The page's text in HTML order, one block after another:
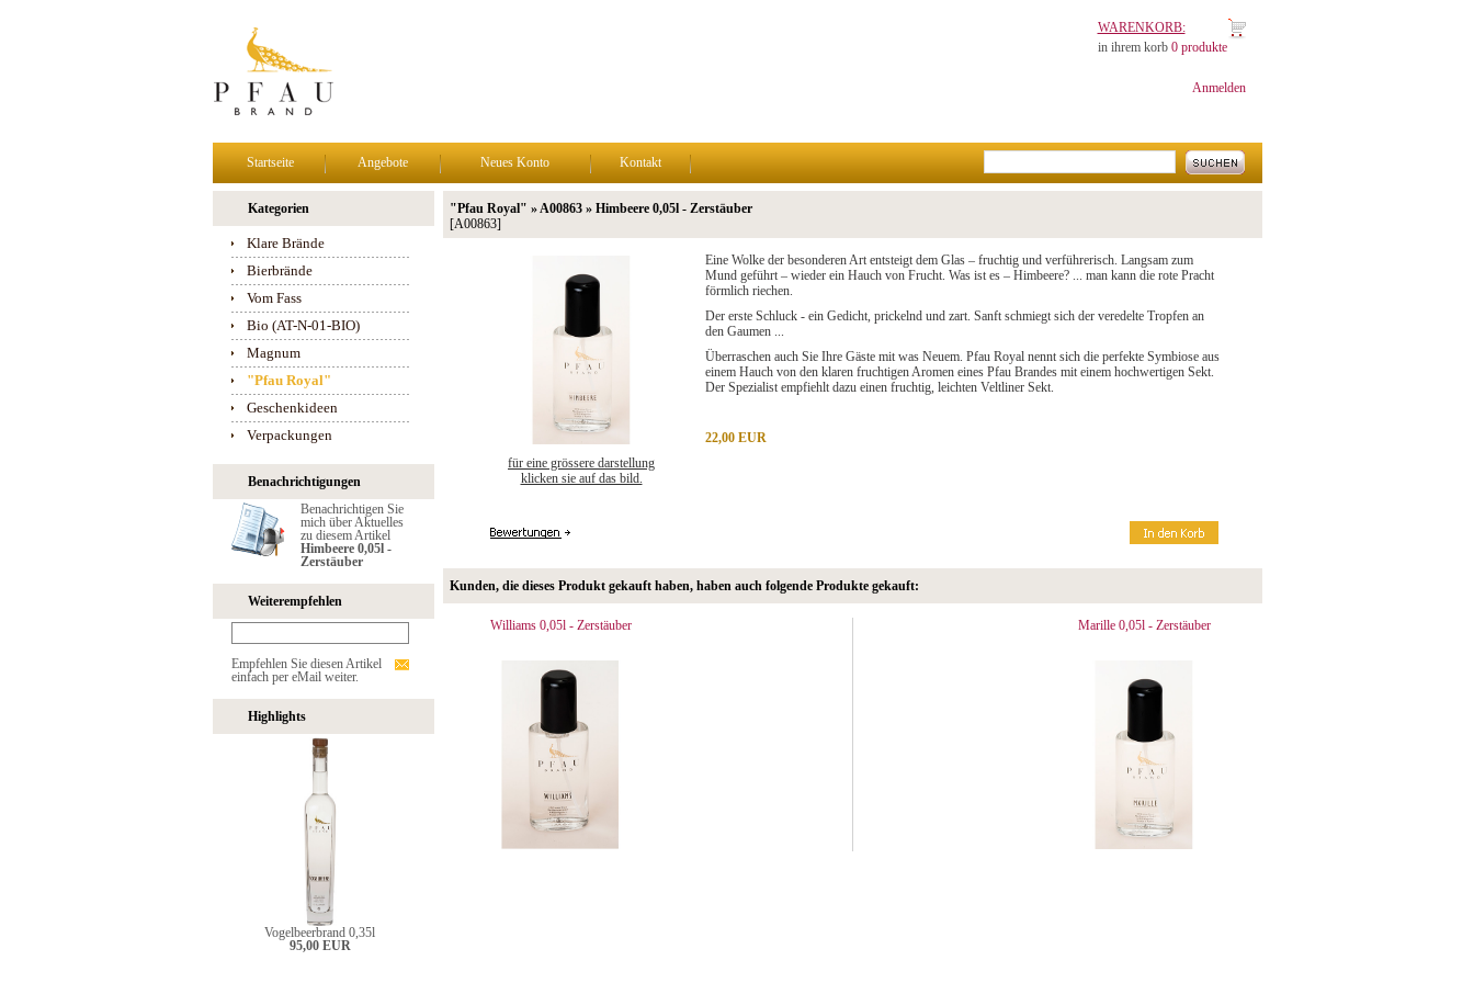
WARENKORB:
in ihrem korb 0 produkte
Anmelden
Startseite Angebote Neues Konto Kontakt
Kategorien
Klare Brände
Bierbrände
Vom Fass
Bio (AT-N-01-BIO)
Magnum
"Pfau Royal"
Geschenkideen
Verpackungen
Benachrichtigungen
Benachrichtigen Sie
mich über Aktuelles
zu diesem Artikel
Himbeere 0,05l -
Zerstäuber
Weiterempfehlen
Empfehlen Sie diesen Artikel
einfach per eMail weiter.
Highlights
Vogelbeerbrand 0,35l
95,00 EUR
"Pfau Royal" » A00863 » Himbeere 0,05l - Zerstäuber
[A00863]
für eine grössere darstellung
klicken sie auf das bild.
Eine Wolke der besonderen Art entsteigt dem Glas – fruchtig und verführerisch. Langsam zum
Mund geführt – wieder ein Hauch von Frucht. Was ist es – Himbeere? ... man kann die rote Pracht
förmlich riechen.
Der erste Schluck - ein Gedicht, prickelnd und zart. Sanft schmiegt sich der veredelte Tropfen an
den Gaumen ...
Überraschen auch Sie Ihre Gäste mit was Neuem. Pfau Royal nennt sich die perfekte Symbiose aus
einem Hauch von den klaren fruchtigen Aromen eines Pfau Brandes mit einem hochwertigen Sekt.
Der Spezialist empfiehlt dazu einen fruchtig, leichten Veltliner Sekt.
22,00 EUR
Kunden, die dieses Produkt gekauft haben, haben auch folgende Produkte gekauft:
Williams 0,05l - Zerstäuber Marille 0,05l - Zerstäuber